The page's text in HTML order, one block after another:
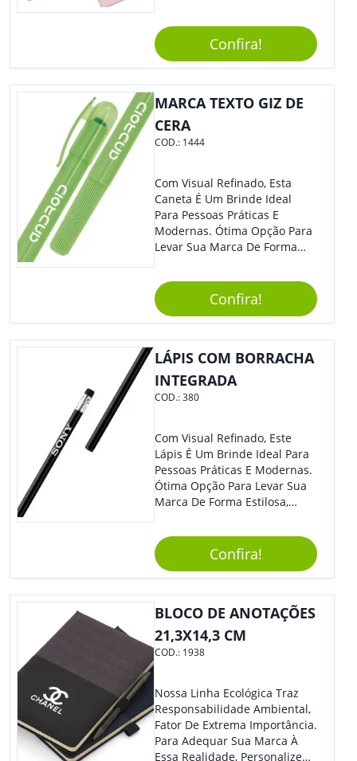
Anotações Com Post-It E
Caneta. Elaborado A Partir De
Material Reciclado, O Brinde
Também É Prático, Tornando-
Se Assim Excelente Para Uso
Cotidiano. Perfeito, Não É?!
Confira!
MARCA TEXTO GIZ DE
CERA
COD.: 1444
Com Visual Refinado, Esta
Caneta É Um Brinde Ideal
Para Pessoas Práticas E
Modernas. Ótima Opção Para
Levar Sua Marca De Forma
Sua Empresa Em Eventos,
Reuniões Corporativas Ou Até
Mesmo Para Presentear
Colaboradores.
Confira!
LÁPIS COM BORRACHA
INTEGRADA
COD.:380
Com Visual Refinado, Este
Lápis É Um Brinde Ideal Para
Pessoas Práticas E Modernas.
Ótima Opção Para Levar Sua
Marca De Forma Estilosa,
Empresa Em Eventos,
Reuniões Corporativas Ou Até
Mesmo Para Presentear
Colaboradores E Parceiros De
Sua Empresa.
Confira!
BLOCO DE ANOTAÇÕES
21,3X14,3 CM
COD.: 1938
Nossa Linha Ecológica Traz
Responsabilidade Ambiental,
Fator De Extrema Importância.
Para Adequar Sua Marca À
Essa Realidade, Personalize